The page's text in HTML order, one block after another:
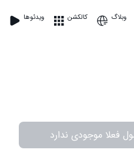
ویدئوها کالکشن وبلاگ
فعلا موجودی ندارد